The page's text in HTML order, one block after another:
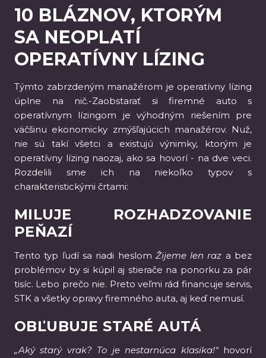
10 BLÁZNOV, KTORÝM
SA NEOPLATÍ
OPERATÍVNY LÍZING
Týmto zabrzdeným manažérom je operatívny lízing
úplne na nič.-Zaobstarať si firemné auto s
operatívnym lízingom je výhodným riešením pre
väčšinu ekonomicky zmýšľajúcich manažérov. Nuž,
nie sú takí všetci a existujú výnimky, ktorým je
operatívny lízing naozaj, ako sa hovorí - na dve veci.
Rozdelili sme ich na niekoľko typov s
charakteristickými črtami:
MILUJE ROZHADZOVANIE
PEŇAZÍ
Tento typ ľudí sa riadi heslom Žijeme len raz a bez
problémov by si kúpil aj stierače na ponorku za pár
tisíc. Lebo prečo nie. Preto veľmi rád financuje servis,
STK a všetky opravy firemného auta, aj keď nemusí.
OBĽUBUJE STARÉ AUTÁ
„Aký starý vrak? To je nestarnúca klasika!“ hovorí